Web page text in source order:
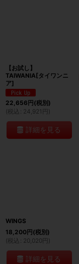
【お試し】
TAIWANIA[タイワンニ
ア]
22,656 円 (税別)
(税込 : 24,921 円 )
詳細を見る
WINGS
18,200 円 (税別)
(税込 : 20,020 円 )
詳細を見る